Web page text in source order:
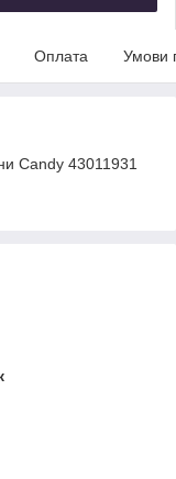
Оплата Умови
Candy 43011931